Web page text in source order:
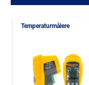
Temperaturmålere